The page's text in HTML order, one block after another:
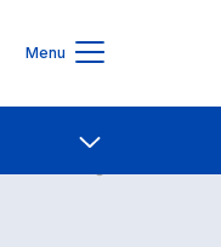
Menu
Contatti